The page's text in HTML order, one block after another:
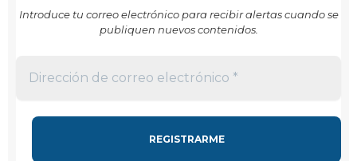
Introduce tu correo electrónico para recibir alertas cuando se
publiquen nuevos contenidos.